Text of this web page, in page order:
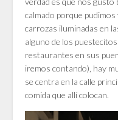
calmado porque
carrozas iluminadas en
alguno de los
restaurantes en sus
iremos contando), hay
se centra en la calle
comida que allí colocan.